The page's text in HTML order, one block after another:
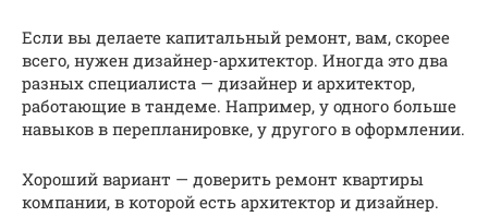
Если вы делаете капитальный ремонт, вам, скорее
всего, нужен дизайнер-архитектор. Иногда это два
разных специалиста — дизайнер и архитектор,
работающие в тандеме. Например, у одного больше
навыков в перепланировке, у другого в оформлении.
Хороший вариант — доверить ремонт квартиры
компании, в которой есть архитектор и дизайнер.